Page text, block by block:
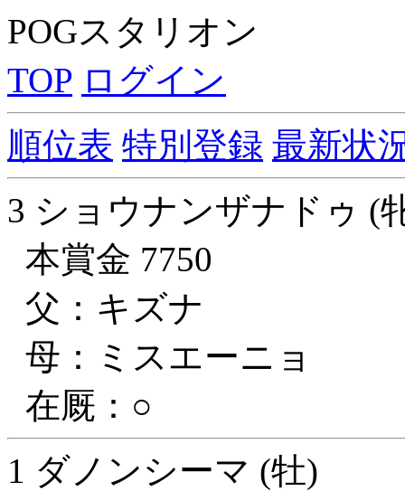
POGスタリオン
TOP ログイン
順位表 特別登録 最新状
3 ショウナンザナドゥ (
本賞金 7750
父：キズナ
母：ミスエーニョ
在厩：○
1 ダノンシーマ (牡)